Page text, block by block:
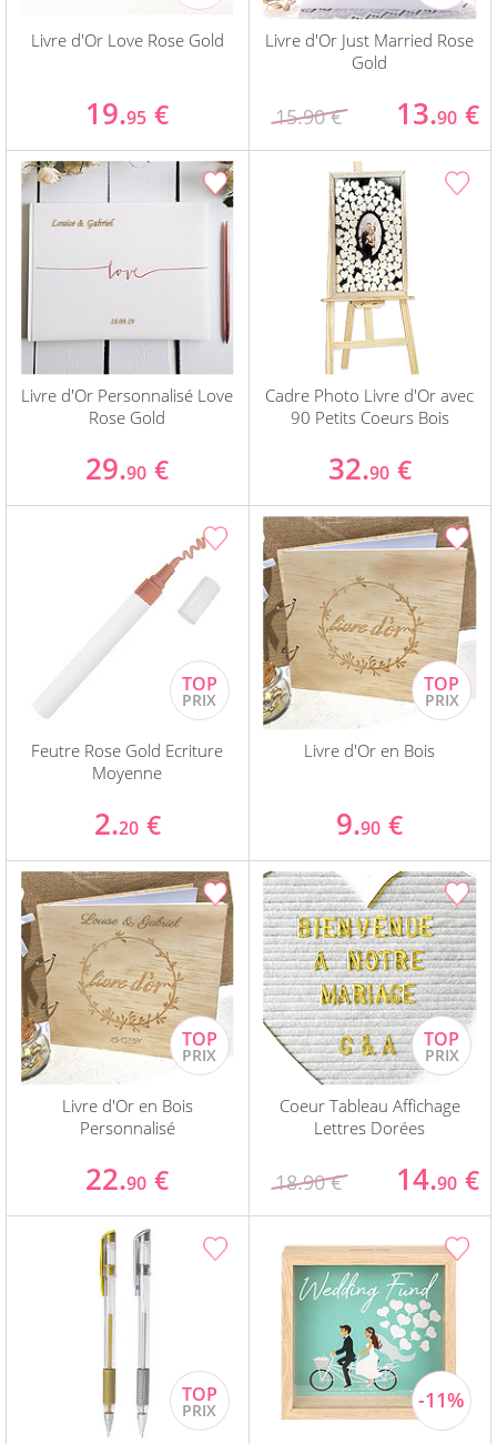
Livre d'Or Love Rose Gold
19.95 €
Livre d'Or Just Married Rose
Gold
15.90 € 13.90 €
Livre d'Or Personnalisé Love
Rose Gold
29.90 €
Cadre Photo Livre d'Or avec
90 Petits Coeurs Bois
32.90 €
Feutre Rose Gold Ecriture
Moyenne
2.20 €
Livre d'Or en Bois
9.90 €
Livre d'Or en Bois
Personnalisé
22.90 €
Coeur Tableau Affichage
Lettres Dorées
18.90 € 14.90 €